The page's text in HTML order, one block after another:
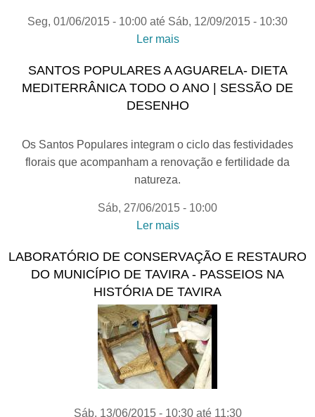
Seg, 01/06/2015 - 10:00 até Sáb, 12/09/2015 - 10:30
Ler mais
SANTOS POPULARES A AGUARELA- DIETA
MEDITERRÂNICA TODO O ANO | SESSÃO DE
DESENHO
Os Santos Populares integram o ciclo das festividades
florais que acompanham a renovação e fertilidade da
natureza.
Sáb, 27/06/2015 - 10:00
Ler mais
AGUARELA- Dieta
Mediterrânica todo o ano |
sessão de desenho
LABORATÓRIO DE CONSERVAÇÃO E RESTAURO
DO MUNICÍPIO DE TAVIRA - PASSEIOS NA
HISTÓRIA DE TAVIRA
Sáb, 13/06/2015 - 10:30até 11:30